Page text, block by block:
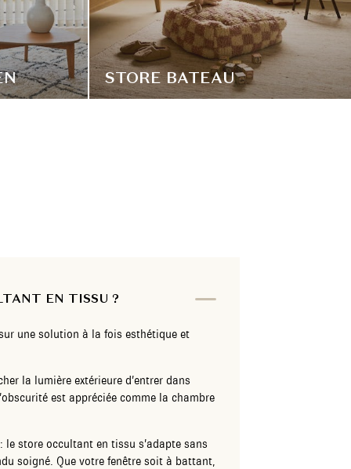
STORE BATEAU
EN TISSU ?
une solution à la fois esthétique et
la lumière extérieure d’entrer dans
est appréciée comme la chambre
store occultant en tissu s’adapte sans
soigné. Que votre fenêtre soit à battant,